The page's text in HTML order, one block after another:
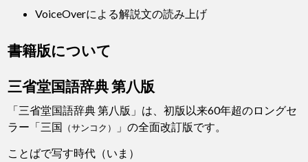
VoiceOverによる解説文の読み上げ
書籍版について
三省堂国語辞典 第八版
「三省堂国語辞典 第八版」は、初版以来60年超のロングセ
ラー「三国 （サンコク）
」の全面改訂版です。
ことばで写す時代（いま）